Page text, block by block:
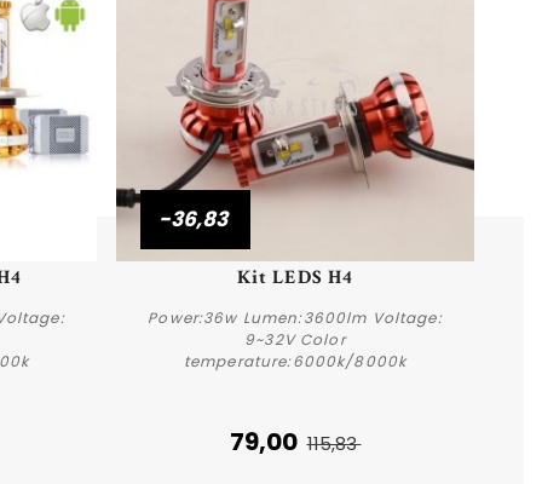
Aperçu rapide
-36,83
Kit LEDS H4
Power:36w Lumen:3600lm Voltage:
9~32V Color
temperature:6000k/8000k
79,00 115,83